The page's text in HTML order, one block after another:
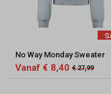
No Way Monday Sweater
Vanaf € 8,40 € 27,99